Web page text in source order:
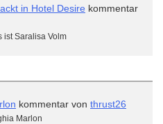
in Hotel Desire kommentar
ist Saralisa Volm
kommentar von thrust26
Marlon